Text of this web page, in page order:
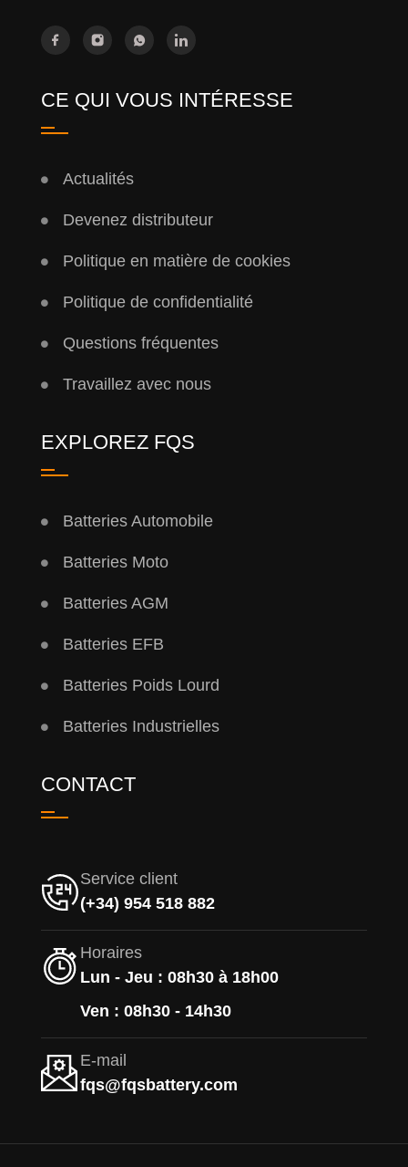
CE QUI VOUS INTÉRESSE
Actualités
Devenez distributeur
Politique en matière de cookies
Politique de confidentialité
Questions fréquentes
Travaillez avec nous
EXPLOREZ FQS
Batteries Automobile
Batteries Moto
Batteries AGM
Batteries EFB
Batteries Poids Lourd
Batteries Industrielles
CONTACT
Service client
(+34) 954 518 882
Horaires
Lun - Jeu : 08h30 à 18h00
Ven : 08h30 - 14h30
E-mail
fqs@fqsbattery.com